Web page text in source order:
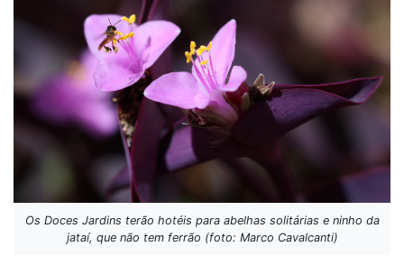
Os Doces Jardins terão hotéis para abelhas solitárias e ninho da
jataí, que não tem ferrão (foto: Marco Cavalcanti)